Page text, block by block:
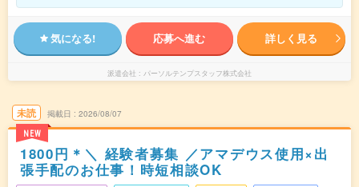
気になる! 応募へ進む 詳しく見る
派遣会社 パーソルテンプスタッフ株式会社
未読
NEW
掲載日 2026/08/07
1800円＊＼ 経験者募集 ／アマデウス使用×出
張手配のお仕事！時短相談OK